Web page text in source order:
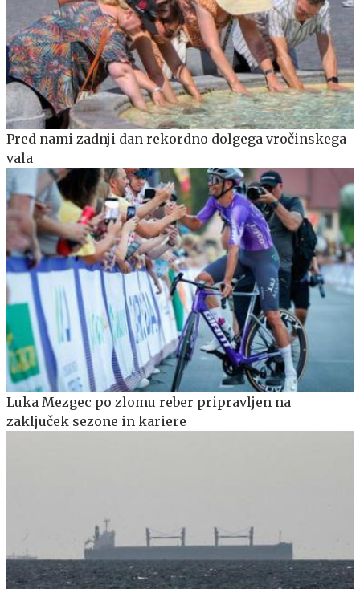
Pred nami zadnji dan rekordno dolgega vročinskega
vala
Luka Mezgec po zlomu reber pripravljen na
zaključek sezone in kariere